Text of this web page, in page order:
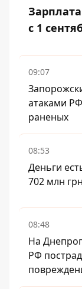
с 1
09:07
атаками
раненых
08:53
Деньги
702 млн
08:48
На
РФ